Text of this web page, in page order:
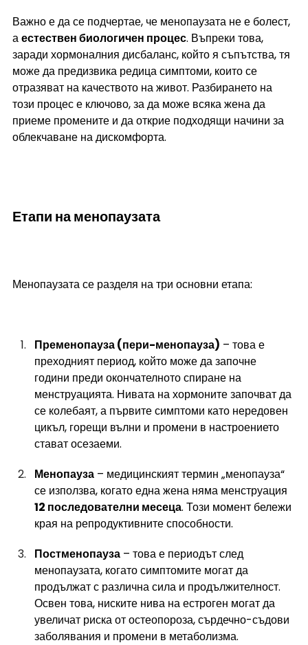
Важно е да се подчертае, че менопаузата не е болест,
а естествен биологичен процес. Въпреки това,
заради хормоналния дисбаланс, който я съпътства, тя
може да предизвика редица симптоми, които се
отразяват на качеството на живот. Разбирането на
този процес е ключово, за да може всяка жена да
приеме промените и да открие подходящи начини за
облекчаване на дискомфорта.
Етапи на менопаузата
Менопаузата се разделя на три основни етапа:
Пременопауза (пери-менопауза) – това е
преходният период, който може да започне
години преди окончателното спиране на
менструацията. Нивата на хормоните започват да
се колебаят, а първите симптоми като нередовен
цикъл, горещи вълни и промени в настроението
стават осезаеми.
Менопауза – медицинският термин „менопауза“
се използва, когато една жена няма менструация
12 последователни месеца. Този момент бележи
края на репродуктивните способности.
Постменопауза – това е периодът след
менопаузата, когато симптомите могат да
продължат с различна сила и продължителност.
Освен това, ниските нива на естроген могат да
увеличат риска от остеопороза, сърдечно-съдови
заболявания и промени в метаболизма.